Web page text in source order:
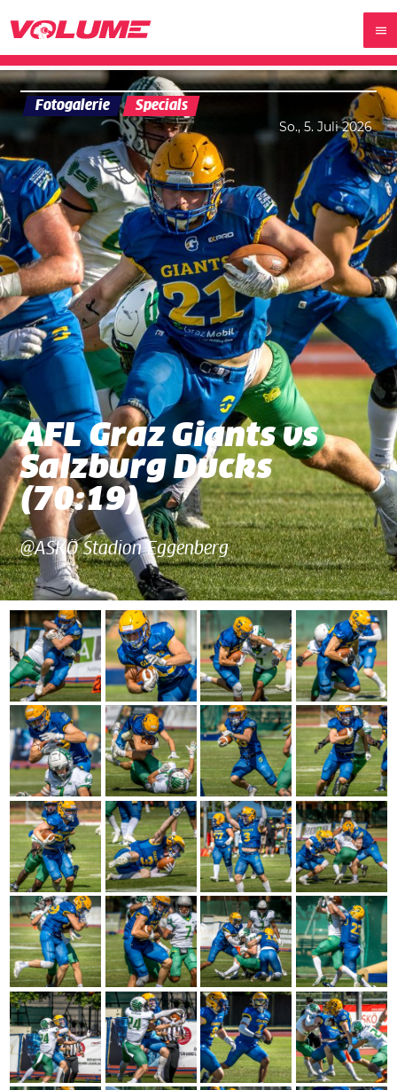
Fotogalerie Specials
So., 5. Juli 2026
AFL Graz Giants vs
Salzburg Ducks
(70:19)
@ASKÖ Stadion Eggenberg